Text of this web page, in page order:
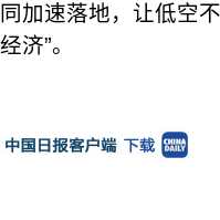
同加速落地，让低空
经济”。